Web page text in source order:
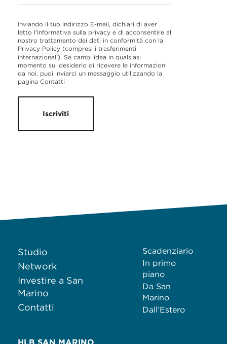
Inviando il tuo indirizzo E-mail, dichiari di aver
letto l'Informativa sulla privacy e di acconsentire al
nostro trattamento dei dati in conformità con la
Privacy Policy (compresi i trasferimenti
internazionali). Se cambi idea in qualsiasi
momento sul desiderio di ricevere le informazioni
da noi, puoi inviarci un messaggio utilizzando la
pagina Contatti
Iscriviti
Studio
Network
Investire a San
Marino
Contatti
Scadenziario
In primo
piano
Da San
Marino
Dall’Estero